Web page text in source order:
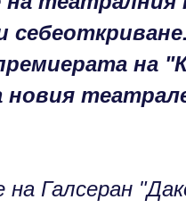
на
новия
Галсеран